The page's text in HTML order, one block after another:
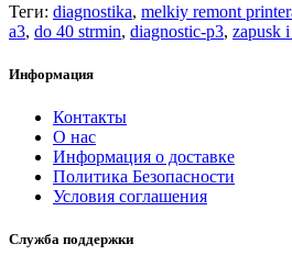
Теги: diagnostika, melkiy remont
a3, do 40 strmin, diagnostic-p3, zapusk
Информация
Контакты
О нас
Информация о доставке
Политика Безопасности
Условия соглашения
Служба поддержки